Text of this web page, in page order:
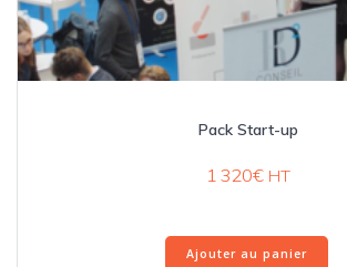
Pack Start-up
1 320€ HT
Ajouter au panier